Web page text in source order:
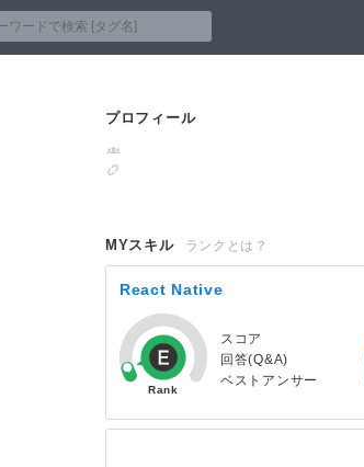
プロフィール
MYスキル ランクとは？
React Native
スコア
回答(Q&A)
ベストアンサー